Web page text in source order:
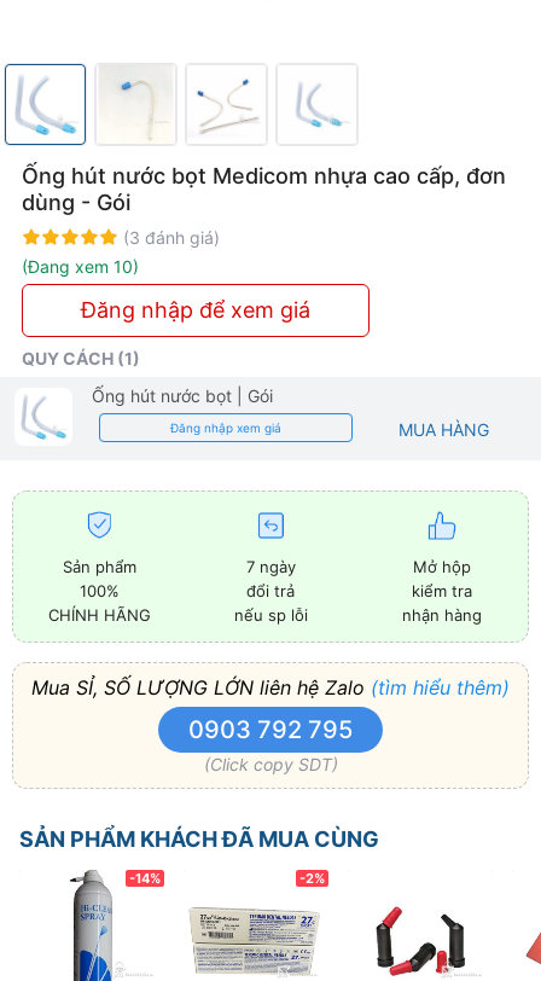
Khám
Ống hút nước bọt Medicom nhựa cao cấp, đơn
dùng - Gói
Rating: 100%
(3 đánh giá)
(Đang xem 10)
Đăng nhập để xem giá
QUY CÁCH (1)
Ống hút nước bọt
| Gói
Đăng nhập xem giá MUA HÀNG
Sản phẩm
100%
CHÍNH HÃNG
7 ngày
đổi trả
nếu sp lỗi
Mở hộp
kiểm tra
nhận hàng
Mua SỈ, SỐ LƯỢNG LỚN liên hệ Zalo (tìm hiểu thêm)
0903 792 795
(Click copy SDT)
SẢN PHẨM KHÁCH ĐÃ MUA CÙNG
-14% -2%